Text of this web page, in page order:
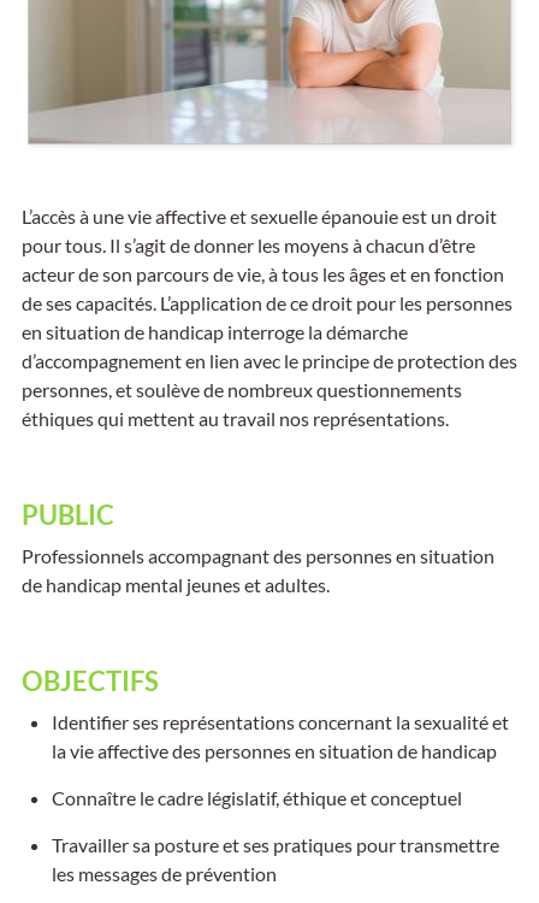
L’accès à une vie affective et sexuelle épanouie est un droit
pour tous. Il s’agit de donner les moyens à chacun d’être
acteur de son parcours de vie, à tous les âges et en fonction
de ses capacités. L’application de ce droit pour les personnes
en situation de handicap interroge la démarche
d’accompagnement en lien avec le principe de protection des
personnes, et soulève de nombreux questionnements
éthiques qui mettent au travail nos représentations.
PUBLIC
Professionnels accompagnant des personnes en situation
de handicap mental jeunes et adultes.
OBJECTIFS
Identifier ses représentations concernant la sexualité et
la vie affective des personnes en situation de handicap
Connaître le cadre législatif, éthique et conceptuel
Travailler sa posture et ses pratiques pour transmettre
les messages de prévention